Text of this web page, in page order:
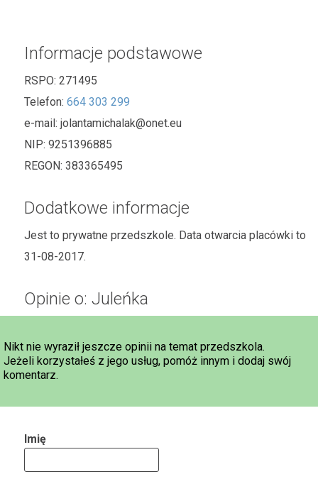
Informacje podstawowe
RSPO: 271495
Telefon: 664 303 299
e-mail: jolantamichalak@onet.eu
NIP: 9251396885
REGON: 383365495
Dodatkowe informacje
Jest to prywatne przedszkole. Data otwarcia placówki to
31-08-2017.
Opinie o: Juleńka
Nikt nie wyraził jeszcze opinii na temat przedszkola.
Jeżeli korzystałeś z jego usług, pomóż innym i dodaj swój
komentarz.
Imię